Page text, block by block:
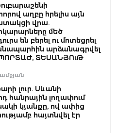
աղբը հրելիս այն
վրա.
մեծ
են բերել ու մոտեցրել
արձանագրվել
ՏԵՍԱՆՅՈւԹ
լուր. Սևանի
հանրային լողափում
կյանքը, ով ափից
հայտնվել էր